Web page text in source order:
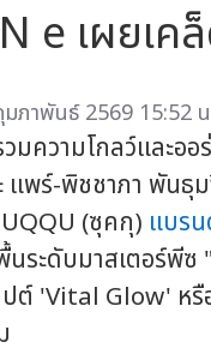
e เผยเค
ภาพันธ์ 2569 15:52
วมความโกลว์และ
แพร์-พิชชาภา พัน
(ซุคกุ) แบร
นระดับมาสเตอร์พี
ปต์ 'Vital Glow'